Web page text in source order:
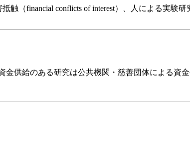
（financial conflicts of interest）、人による実験研
供給のある研究は公共機関・慈善団体による資